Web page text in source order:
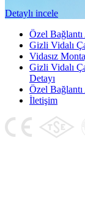
Detaylı incele
Özel
Gizli Vidalı
Vidasız
Gizli Vidalı
Detayı
Özel
İletişim